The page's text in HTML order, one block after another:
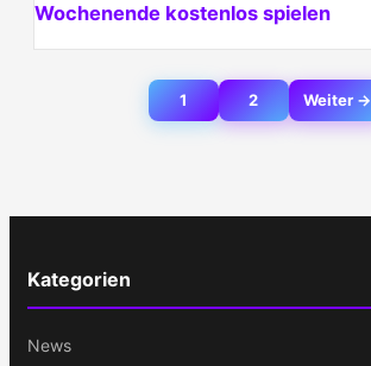
Wochenende kostenlos spielen
1 2 Weiter →
Kategorien
News